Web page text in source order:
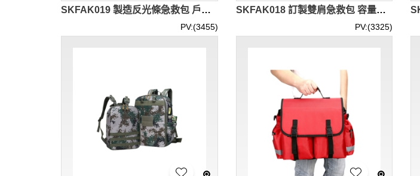
SKFAK019 製造反光條急救包 戶外 車載應急包 社區 露營 學校 設計儀器藥品急救包 急救包供應商
PV:(3455)
SKFAK018 訂製雙肩急救包 容量大 設計多功能便攜急救包 急救包供應商 戶外 車載應急包 社區 露營 學校 無拉桿雙肩急救包 帶拉桿急救包 拉桿可拆卸
PV:(3325)